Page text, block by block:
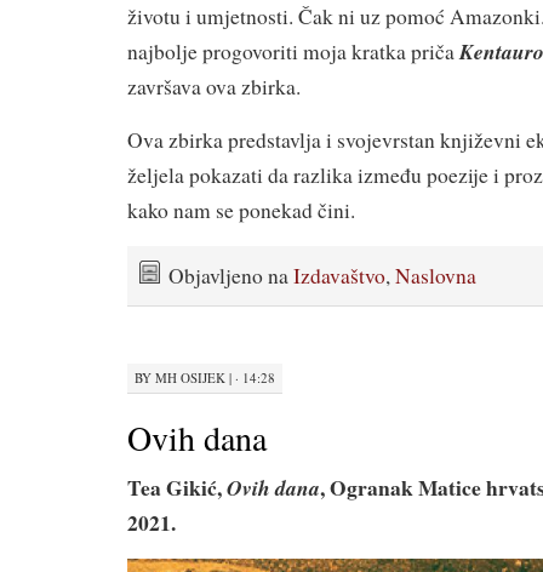
životu i umjetnosti. Čak ni uz pomoć
najbolje progovoriti moja kratka priča
završava ova zbirka.
Ova zbirka predstavlja i svojevrstan književni
željela pokazati da razlika između poezije i
kako nam se ponekad čini.
Objavljeno naIzdavaštvo,Naslovna
BY MH OSIJEK | · 14:28
Ovih dana
Tea Gikić,Ovih dana, Ogranak Matice
2021.